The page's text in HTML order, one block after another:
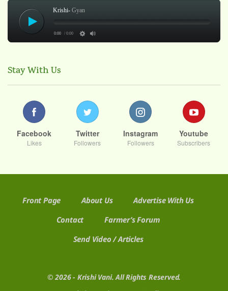
Krishi- Gyan
0:00 / 0:00
Stay With Us
Facebook
Likes
Twitter
Followers
Instagram
Followers
Youtube
Subscribers
Front Page About Us
Advertise With Us
Contact
Farmer’s Forum
Send Video / Articles
© 2026 - Krishi Vani. All Rights Reserved.